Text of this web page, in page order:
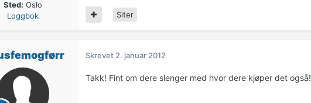
Sted: Oslo
Loggbok
Siter
Skrevet 2. januar 2012
Takk! Fint om dere slenger med hvor dere kjøper det også!